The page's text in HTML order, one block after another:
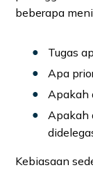
beberapa
Tugas
Apa
Apakah
Apakah
Kebiasaan